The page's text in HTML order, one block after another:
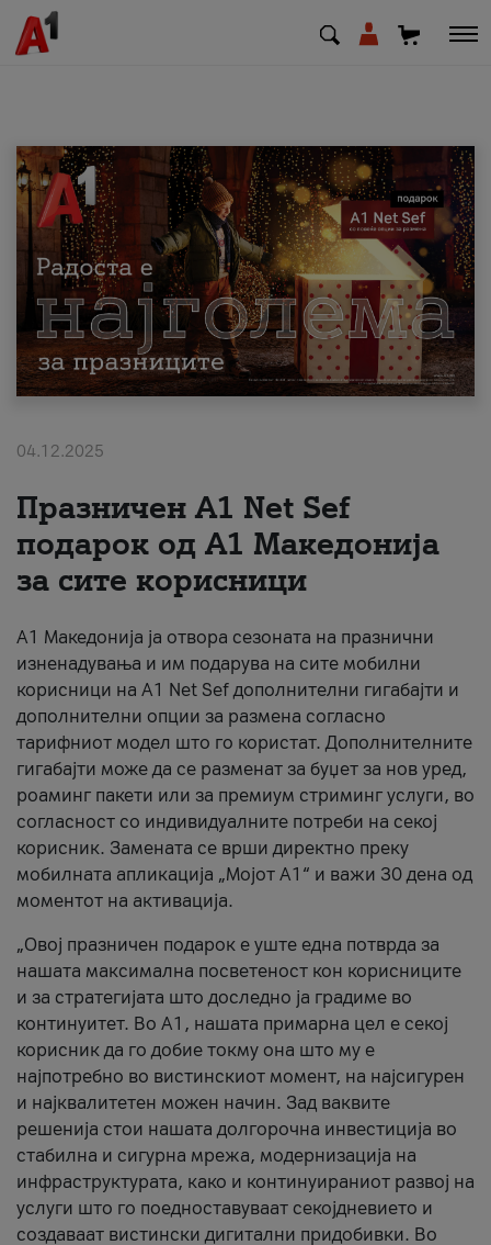
МК EN SQ
Приватни Деловни
Поддршка
Надополни кредит
За нас
#ПодобарОнлајн
04.12.2025
Празничен A1 Net Sеf
подарок од А1 Македонија
за сите корисници
А1 Македонија ја отвора сезоната на празнични
изненадувања и им подарува на сите мобилни
корисници на A1 Net Sef дополнителни гигабајти и
дополнителни опции за размена согласно
тарифниот модел што го користат. Дополнителните
гигабајти може да се разменат за буџет за нов уред,
роаминг пакети или за премиум стриминг услуги, во
согласност со индивидуалните потреби на секој
корисник. Замената се врши директно преку
мобилната апликација „Мојот А1“ и важи 30 дена од
моментот на активација.
„Овој празничен подарок е уште една потврда за
нашата максимална посветеност кон корисниците
и за стратегијата што доследно ја градиме во
континуитет. Во А1, нашата примарна цел е секој
корисник да го добие токму она што му е
најпотребно во вистинскиот момент, на најсигурен
и најквалитетен можен начин. Зад ваквите
решенија стои нашата долгорочна инвестиција во
стабилна и сигурна мрежа, модернизација на
инфраструктурата, како и континуираниот развој на
услуги што го поедноставуваат секојдневието и
создаваат вистински дигитални придобивки. Во